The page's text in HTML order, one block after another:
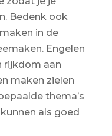
Bedenk ook
in de
Engelen
rijkdom aan
maken zielen
thema’s
als goed